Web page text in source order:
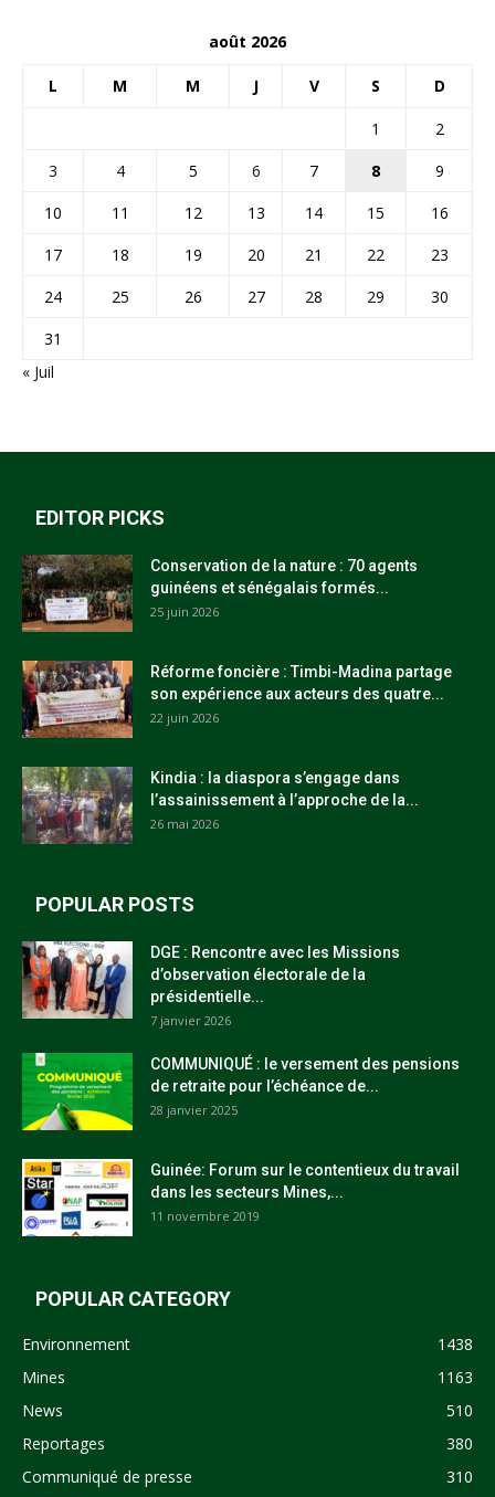
août 2026
L M M J V S D
1
2
3
4 5 6 7 8
9
10
11 12 13 14 15
16
17
18 19 20 21 22
23
24
25 26 27 28 29
30
31
« Juil
EDITOR PICKS
Conservation de la nature : 70 agents
guinéens et sénégalais formés...
25 juin 2026
Réforme foncière : Timbi-Madina partage
son expérience aux acteurs des quatre...
22 juin 2026
Kindia : la diaspora s’engage dans
l’assainissement à l’approche de la...
26 mai 2026
POPULAR POSTS
DGE : Rencontre avec les Missions
d’observation électorale de la
présidentielle...
7 janvier 2026
COMMUNIQUÉ : le versement des pensions
de retraite pour l’échéance de...
28 janvier 2025
Guinée: Forum sur le contentieux du travail
dans les secteurs Mines,...
11 novembre 2019
POPULAR CATEGORY
Environnement
1438
Mines
1163
News
510
Reportages
380
Communiqué de presse
310